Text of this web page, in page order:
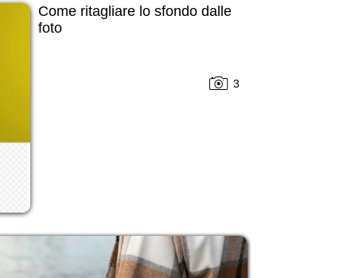
Come ritagliare lo sfondo dalle
foto
3